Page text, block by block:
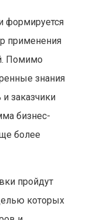
формируется
применения
Помимо
знания
заказчики
бизнес-
более
пройдут
которых